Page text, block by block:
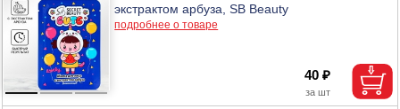
экстрактом арбуза, SB Beauty
подробнее о товаре
40 ₽